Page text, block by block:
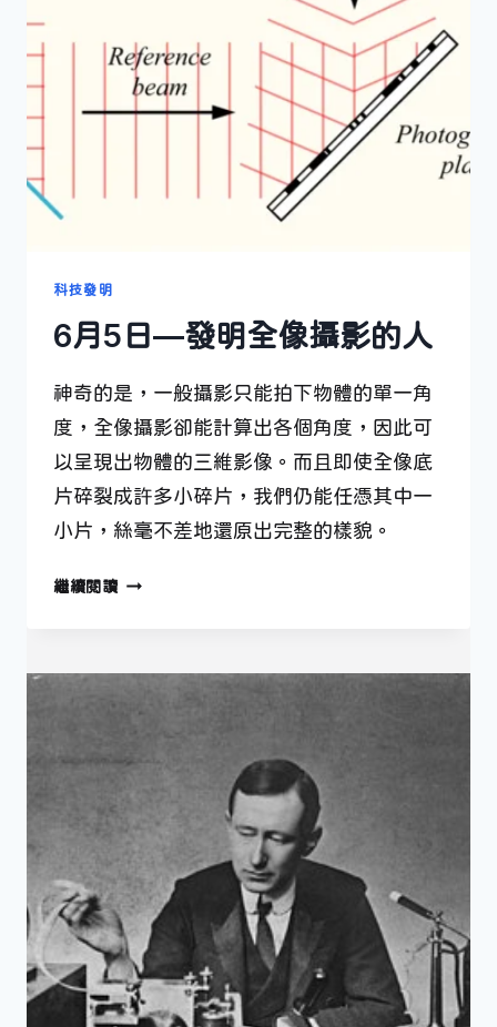
科技發明
6月5日—發明全像攝影的人
神奇的是，一般攝影只能拍下物體的單一角
度，全像攝影卻能計算出各個角度，因此可
以呈現出物體的三維影像。而且即使全像底
片碎裂成許多小碎片，我們仍能任憑其中一
小片，絲毫不差地還原出完整的樣貌。
繼續閱讀6
攝
影
的
人